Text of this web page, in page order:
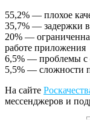
55,2% — плохое
35,7% — задержки
20% —
работе приложения
6,5% — проблемы с
5,5% — сложности
На сайте
мессенджеров и